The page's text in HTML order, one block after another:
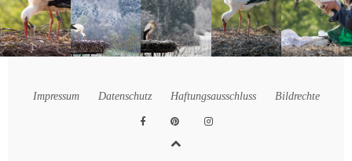
Impressum Datenschutz Haftungsausschluss Bildrechte